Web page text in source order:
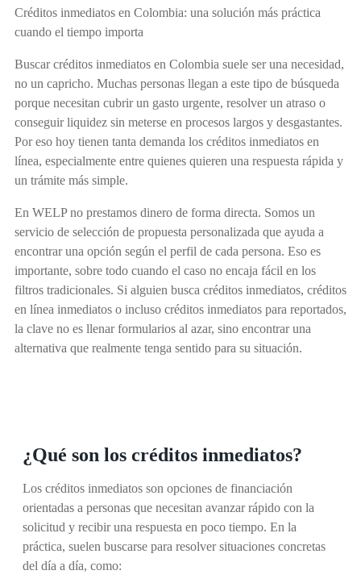
Créditos inmediatos en Colombia: una solución más práctica
cuando el tiempo importa
Buscar créditos inmediatos en Colombia suele ser una necesidad,
no un capricho. Muchas personas llegan a este tipo de búsqueda
porque necesitan cubrir un gasto urgente, resolver un atraso o
conseguir liquidez sin meterse en procesos largos y desgastantes.
Por eso hoy tienen tanta demanda los créditos inmediatos en
línea, especialmente entre quienes quieren una respuesta rápida y
un trámite más simple.
En WELP no prestamos dinero de forma directa. Somos un
servicio de selección de propuesta personalizada que ayuda a
encontrar una opción según el perfil de cada persona. Eso es
importante, sobre todo cuando el caso no encaja fácil en los
filtros tradicionales. Si alguien busca créditos inmediatos, créditos
en línea inmediatos o incluso créditos inmediatos para reportados,
la clave no es llenar formularios al azar, sino encontrar una
alternativa que realmente tenga sentido para su situación.
¿Qué son los créditos inmediatos?
Los créditos inmediatos son opciones de financiación
orientadas a personas que necesitan avanzar rápido con la
solicitud y recibir una respuesta en poco tiempo. En la
práctica, suelen buscarse para resolver situaciones concretas
del día a día, como: